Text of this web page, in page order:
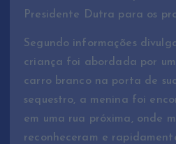
Presidente Dutra para os
Segundo informações
criança foi abordada por
carro branco na porta de
sequestro, a menina foi
em uma rua próxima, onde
reconheceram e